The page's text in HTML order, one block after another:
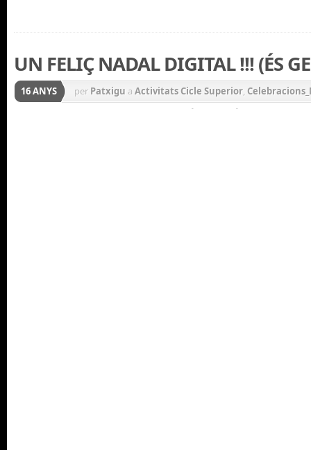
UN FELIÇ NADAL DIGITAL !!! (ÉS
16 ANYS per Patxigu a Activitats Cicle Superior
Educació Educació Infantil